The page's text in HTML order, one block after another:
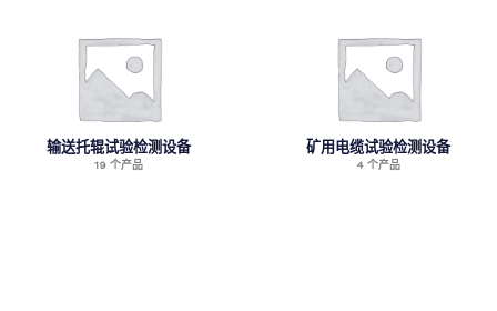
输送托辊试验检测设备
19 个产品
矿用电缆试验检测设备
4 个产品